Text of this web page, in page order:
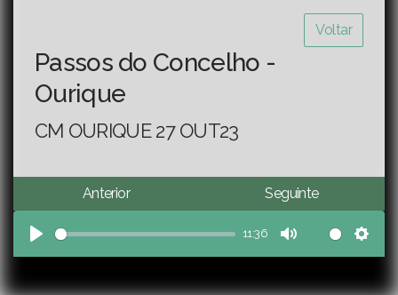
Voltar
Passos do Concelho -
Ourique
CM OURIQUE 27 OUT23
Anterior Seguinte
Play
11:36
Mute